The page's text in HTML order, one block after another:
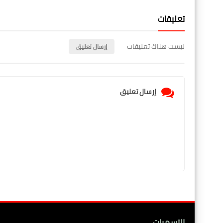
تعليقات
ليست هناك تعليقات إرسال تعليق
إرسال تعليق